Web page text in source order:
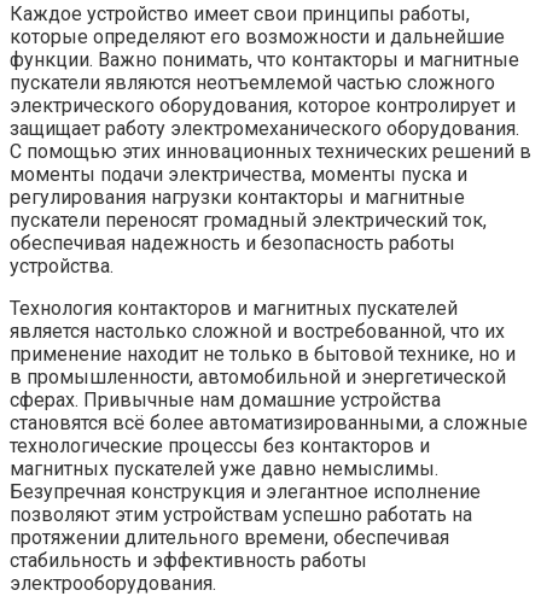
Каждое устройство имеет свои принципы работы,
которые определяют его возможности и дальнейшие
функции. Важно понимать, что контакторы и магнитные
пускатели являются неотъемлемой частью сложного
электрического оборудования, которое контролирует и
защищает работу электромеханического оборудования.
С помощью этих инновационных технических решений в
моменты подачи электричества, моменты пуска и
регулирования нагрузки контакторы и магнитные
пускатели переносят громадный электрический ток,
обеспечивая надежность и безопасность работы
устройства.
Технология контакторов и магнитных пускателей
является настолько сложной и востребованной, что их
применение находит не только в бытовой технике, но и
в промышленности, автомобильной и энергетической
сферах. Привычные нам домашние устройства
становятся всё более автоматизированными, а сложные
технологические процессы без контакторов и
магнитных пускателей уже давно немыслимы.
Безупречная конструкция и элегантное исполнение
позволяют этим устройствам успешно работать на
протяжении длительного времени, обеспечивая
стабильность и эффективность работы
электрооборудования.